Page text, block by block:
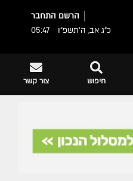
הרשם התחבר
כ"ג אב, ה׳תשפ״ו
05:47
צור קשר חיפוש